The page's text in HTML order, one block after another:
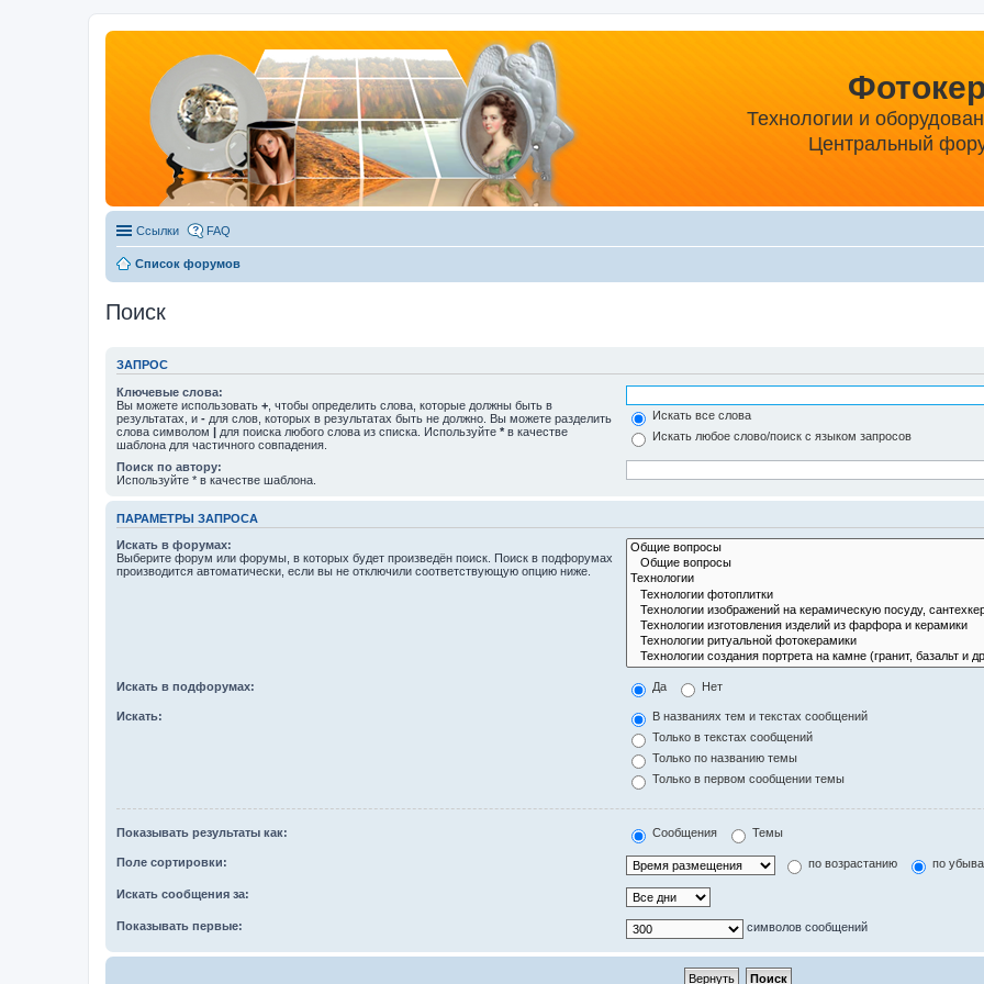
Технологии и
Центральный
Ссылки FAQ
Список форумов
Поиск
ЗАПРОС
Ключевые слова:
Вы можете использовать + , чтобы определить слова, которые должны быть в
результатах, и - для слов, которых в результатах быть не должно. Вы можете разделить
слова символом | для поиска любого слова из списка. Используйте * в качестве
шаблона для частичного совпадения.
Искать все слова
Искать любое слово/поиск с языком запросов
Поиск по автору:
Используйте * в качестве шаблона.
ПАРАМЕТРЫ ЗАПРОСА
Искать в форумах:
Выберите форум или форумы, в которых будет произведён поиск. Поиск в подфорумах
производится автоматически, если вы не отключили соответствующую опцию ниже.
Искать в подфорумах: Да Нет
Искать:
В названиях тем и текстах сообщений
Только в текстах сообщений
Только по названию темы
Только в первом сообщении темы
Показывать результаты как: Сообщения Темы
Поле сортировки: по возрастанию по
Искать сообщения за:
Показывать первые: символов сообщений